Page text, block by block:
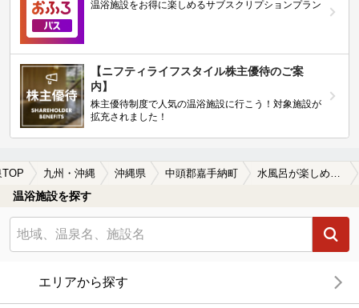
温浴施設をお得に楽しめるサブスクリプションプラン
【ニフティライフスタイル株主優待のご案
内】
株主優待制度で人気の温浴施設に行こう！対象施設が
拡充されました！
TOP 九州・沖縄 沖縄県 中頭郡嘉手納町 水風呂が楽しめる中頭郡嘉手納町の温泉、日帰り温泉、スーパー銭湯おすすめ
温浴施設を探す
エリアから探す